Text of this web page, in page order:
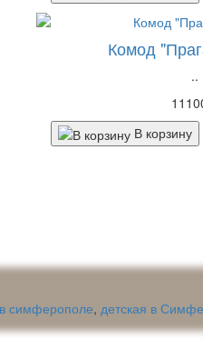
Комод
..
В корзину
симферополе, детская в